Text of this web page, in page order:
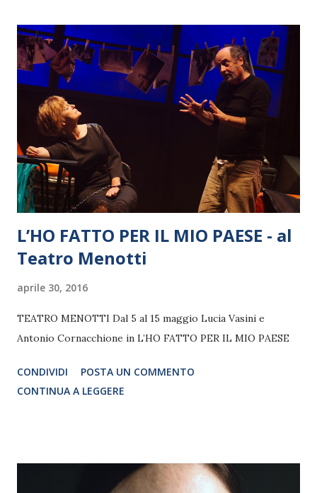
L’HO FATTO PER IL MIO PAESE - al
Teatro Menotti
aprile 30, 2016
TEATRO MENOTTI Dal 5 al 15 maggio Lucia Vasini e
Antonio Cornacchione in L’HO FATTO PER IL MIO PAESE
CONDIVIDI
POSTA UN COMMENTO
CONTINUA A LEGGERE